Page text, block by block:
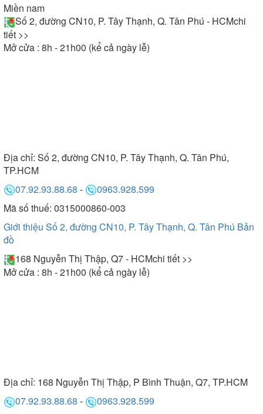
Miền nam
Số 2, đường CN10, P. Tây Thạnh, Q. Tân Phú - HCMchi
tiết >>
Mở cửa : 8h - 21h00 (kể cả ngày lễ)
Địa chỉ: Số 2, đường CN10, P. Tây Thạnh, Q. Tân Phú,
TP.HCM
07.92.93.88.68 -
0963.928.599
Mã số thuế: 0315000860-003
Giới thiệu Số 2, đường CN10, P. Tây Thạnh, Q. Tân Phú Bản
đồ
168 Nguyễn Thị Thập, Q7 - HCMchi tiết >>
Mở cửa : 8h - 21h00 (kể cả ngày lễ)
Địa chỉ: 168 Nguyễn Thị Thập, P Bình Thuận, Q7, TP.HCM
07.92.93.88.68 -
0963.928.599